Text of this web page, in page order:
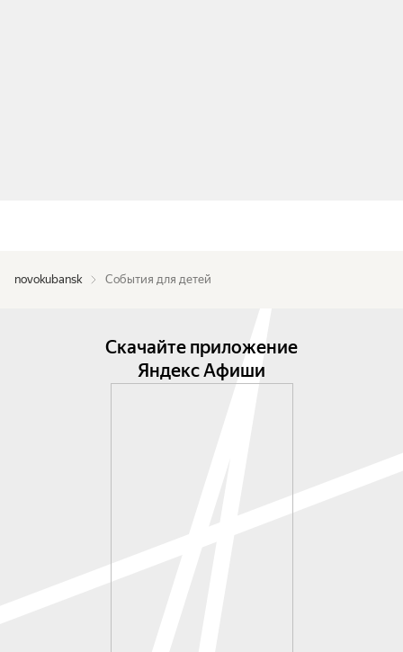
novokubansk События для детей
Скачайте приложение
Яндекс Афиши